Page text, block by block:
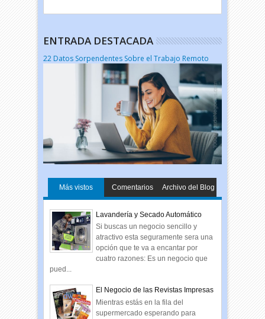
ENTRADA DESTACADA
22 Datos Sorpendentes Sobre el Trabajo Remoto
Más vistos Comentarios Archivo del Blog
Lavandería y Secado Automático
Si buscas un negocio sencillo y
atractivo esta seguramente sera una
opción que te va a encantar por
cuatro razones: Es un negocio que
pued...
El Negocio de las Revistas Impresas
Mientras estás en la fila del
supermercado esperando para